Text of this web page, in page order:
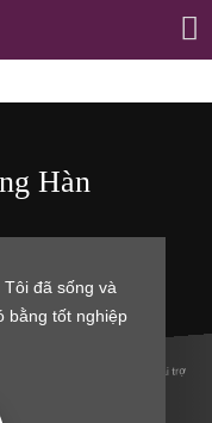
Hàn
đã sống và
bằng tốt nghiệp
Nhà tài trợ